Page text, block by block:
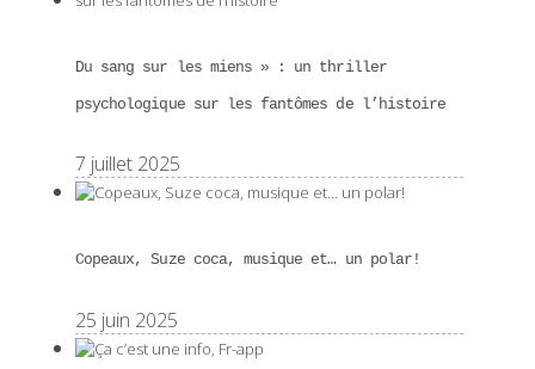
Du sang sur les miens » : un thriller
psychologique sur les fantômes de l’histoire
7 juillet 2025
Copeaux, Suze coca, musique et… un polar!
25 juin 2025